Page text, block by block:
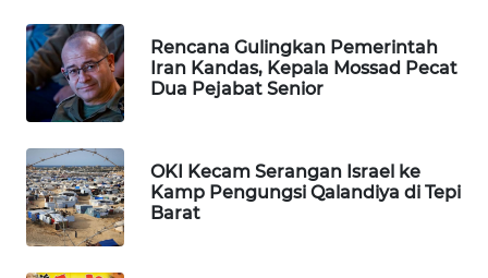
Rencana Gulingkan Pemerintah
Iran Kandas, Kepala Mossad Pecat
Dua Pejabat Senior
OKI Kecam Serangan Israel ke
Kamp Pengungsi Qalandiya di Tepi
Barat
WAHANA
PERSONA
OTOMOTIF
WAHANA
HEALTH